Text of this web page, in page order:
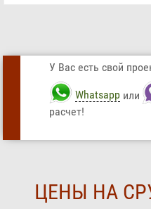
У Вас есть свой
Whatsapp или
расчет!
ЦЕНЫ НА